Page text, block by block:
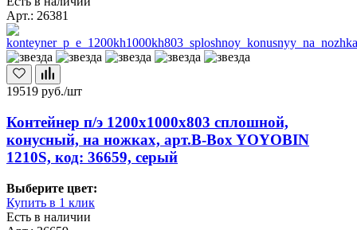
Арт.: 26381
19519 руб./шт
Контейнер п/э 1200х1000х803 сплошной,
конусный, на ножках, арт.B-Box YOYOBIN
1210S, код: 36659, серый
Выберите цвет:
Купить в 1 клик
Есть в наличии